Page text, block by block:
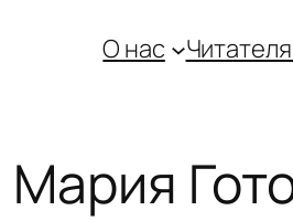
О нас
Мария